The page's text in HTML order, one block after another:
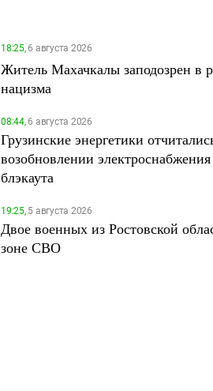
18:25,6 августа 2026
Житель Махачкалы заподозрен в
нацизма
08:44,6 августа 2026
Грузинские энергетики
возобновлении
блэкаута
19:25,5 августа 2026
Двое военных из Ростовской
зоне СВО